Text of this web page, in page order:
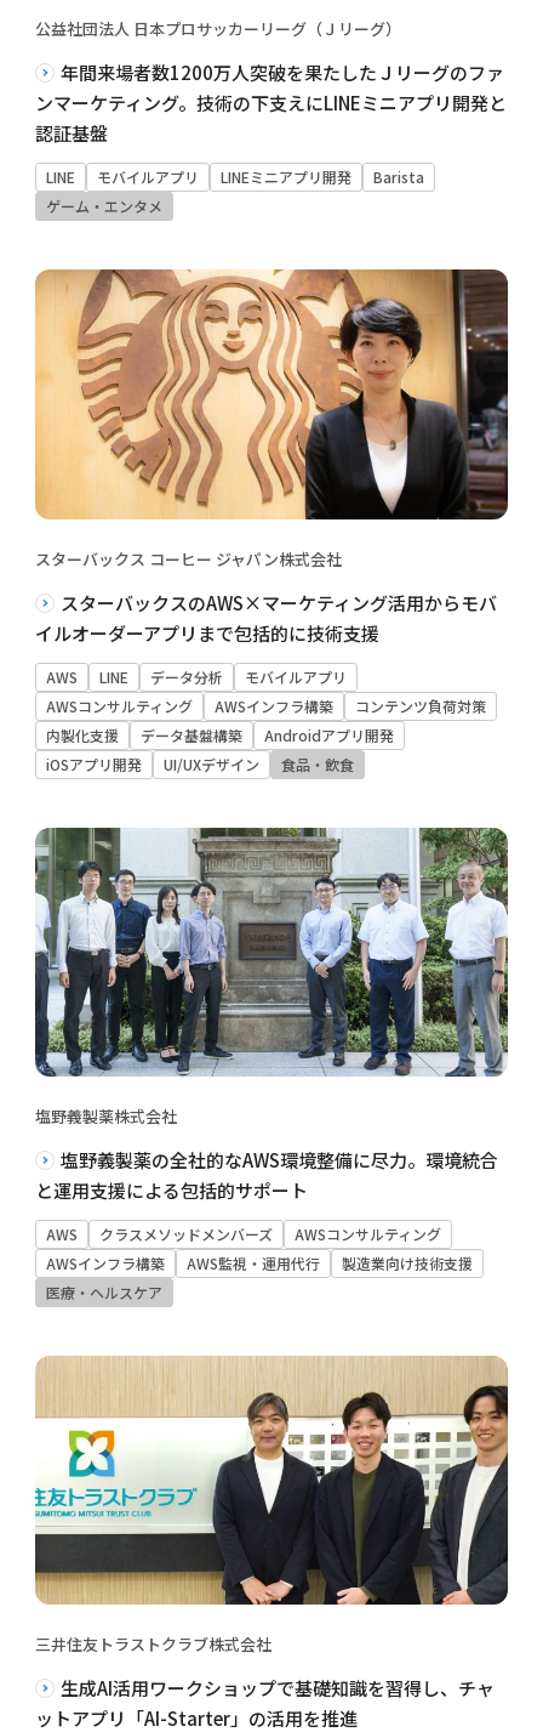
公益社団法人 日本プロサッカーリーグ（Ｊリーグ）
年間来場者数1200万人突破を果たしたＪリーグのファ
ンマーケティング。技術の下支えにLINEミニアプリ開発と
認証基盤
LINE モバイルアプリ LINEミニアプリ開発
Barista
ゲーム・エンタメ
スターバックス コーヒー ジャパン株式会社
スターバックスのAWS×マーケティング活用からモバ
イルオーダーアプリまで包括的に技術支援
AWS LINE データ分析
モバイルアプリ
AWSコンサルティング
AWSインフラ構築
コンテンツ負荷対策
内製化支援
データ基盤構築
Androidアプリ開発
iOSアプリ開発
UI/UXデザイン 食品・飲食
塩野義製薬株式会社
塩野義製薬の全社的なAWS環境整備に尽力。環境統合
と運用支援による包括的サポート
AWS クラスメソッドメンバーズ
AWSコンサルティング
AWSインフラ構築
AWS監視・運用代行
製造業向け技術支援
医療・ヘルスケア
三井住友トラストクラブ株式会社
生成AI活用ワークショップで基礎知識を習得し、チャ
ットアプリ「AI-Starter」の活用を推進